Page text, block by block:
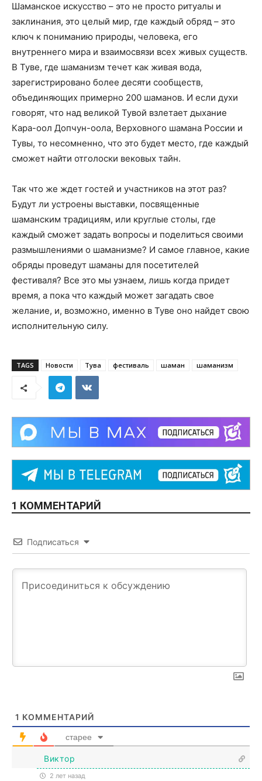
Шаманское искусство – это не просто ритуалы и
заклинания, это целый мир, где каждый обряд – это
ключ к пониманию природы, человека, его
внутреннего мира и взаимосвязи всех живых существ.
В Туве, где шаманизм течет как живая вода,
зарегистрировано более десяти сообществ,
объединяющих примерно 200 шаманов. И если духи
говорят, что над великой Тувой взлетает дыхание
Кара-оол Допчун-оола, Верховного шамана России и
Тувы, то несомненно, что это будет место, где каждый
сможет найти отголоски вековых тайн.
Так что же ждет гостей и участников на этот раз?
Будут ли устроены выставки, посвященные
шаманским традициям, или круглые столы, где
каждый сможет задать вопросы и поделиться своими
размышлениями о шаманизме? И самое главное, какие
обряды проведут шаманы для посетителей
фестиваля? Все это мы узнаем, лишь когда придет
время, а пока что каждый может загадать свое
желание, и, возможно, именно в Туве оно найдет свою
исполнительную силу.
TAGS Новости Тува фестиваль шаман шаманизм
1 КОММЕНТАРИЙ
Подписаться
1 КОММЕНТАРИЙ
старее
Виктор
2 лет назад